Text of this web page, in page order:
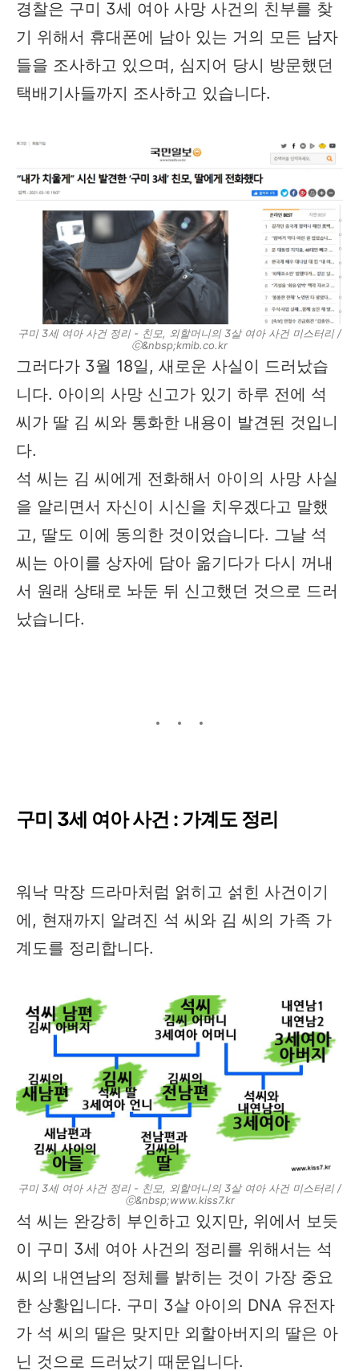
경찰은 구미 3세 여아 사망 사건의 친부를 찾
기 위해서 휴대폰에 남아 있는 거의 모든 남자
들을 조사하고 있으며, 심지어 당시 방문했던
택배기사들까지 조사하고 있습니다.
구미 3세 여아 사건 정리 - 친모, 외할머니의 3살 여아 사건 미스터리 /
ⓒ&nbsp;kmib.co.kr
그러다가 3월 18일, 새로운 사실이 드러났습
니다. 아이의 사망 신고가 있기 하루 전에 석
씨가 딸 김 씨와 통화한 내용이 발견된 것입니
다.
석 씨는 김 씨에게 전화해서 아이의 사망 사실
을 알리면서 자신이 시신을 치우겠다고 말했
고, 딸도 이에 동의한 것이었습니다. 그날 석
씨는 아이를 상자에 담아 옮기다가 다시 꺼내
서 원래 상태로 놔둔 뒤 신고했던 것으로 드러
났습니다.
구미 3세 여아 사건 : 가계도 정리
워낙 막장 드라마처럼 얽히고 섥힌 사건이기
에, 현재까지 알려진 석 씨와 김 씨의 가족 가
계도를 정리합니다.
구미 3세 여아 사건 정리 - 친모, 외할머니의 3살 여아 사건 미스터리 /
ⓒ&nbsp;www.kiss7.kr
석 씨는 완강히 부인하고 있지만, 위에서 보듯
이 구미 3세 여아 사건의 정리를 위해서는 석
씨의 내연남의 정체를 밝히는 것이 가장 중요
한 상황입니다. 구미 3살 아이의 DNA 유전자
가 석 씨의 딸은 맞지만 외할아버지의 딸은 아
닌 것으로 드러났기 때문입니다.